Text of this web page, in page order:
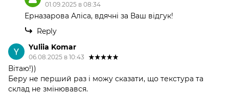
01.09.2025 в 08:34
Ерназарова Аліса, вдячні за Ваш відгук!
Reply
Yuliia Komar
06.08.2025 в 10:43
Вітаю!))
Беру не перший раз і можу сказати, що текстура та
склад не змінювався.